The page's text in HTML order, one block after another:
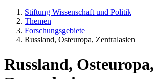
Stiftung Wissenschaft und Politik
Themen
Forschungsgebiete
Russland, Osteuropa, Zentralasien
Russland, Osteuropa,